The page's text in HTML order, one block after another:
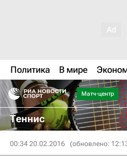
Политика В мире
Матч-центр
Теннис
00:34 20.02.2016 (обновлено: